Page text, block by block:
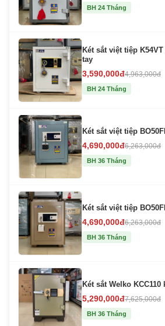
BH 24 Tháng
Két sắt việt tiệp
tay
3,590,000đ4,963,000đ
BH 24 Tháng
Két sắt việt tiệp
4,690,000đ6,263,000đ
BH 36 Tháng
Két sắt việt tiệp
4,690,000đ6,263,000đ
BH 36 Tháng
Két sắt Welko
5,290,000đ7,625,000đ
BH 36 Tháng